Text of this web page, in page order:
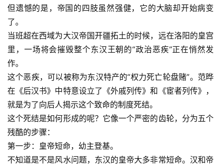
但遗憾的是，帝国的四肢虽然强健，它的大脑却开始病变
了。
当班超在西域为大汉帝国开疆拓土的时候，远在洛阳的皇宫
里，一场将会摧毁整个东汉王朝的“政治恶疾”正在悄然发
作。
这个恶疾，可以被称为东汉特产的“权力死亡轮盘赌”。范晔
在《后汉书》中特意设立了《外戚列传》和《宦者列传》，
就是为了向后人揭示这个致命的制度死结。
这个死结是如何形成的呢？它像一个严密的齿轮，分为五个
残酷的步骤：
第一步：皇帝短命，幼主登基。
不知道是不是风水问题，东汉的皇帝大多非常短命。汉和帝